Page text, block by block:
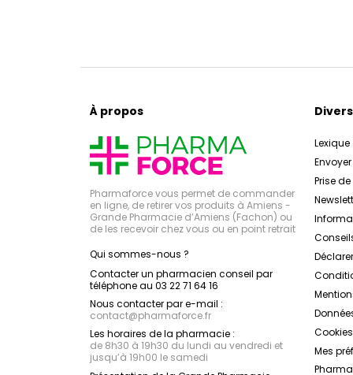
À propos
Pharmaforce vous permet de commander
en ligne, de retirer vos produits à Amiens -
Grande Pharmacie d’Amiens (Fachon) ou
de les recevoir chez vous ou en point retrait
Qui sommes-nous ?
Contacter un pharmacien conseil par
téléphone au 03 22 71 64 16
Nous contacter par e-mail :
contact@pharmaforce.fr
Les horaires de la pharmacie :
de 8h30 à 19h30 du lundi au vendredi et
jusqu’à 19h00 le samedi
Divers
Lexique
Prise
Cookies
Mes